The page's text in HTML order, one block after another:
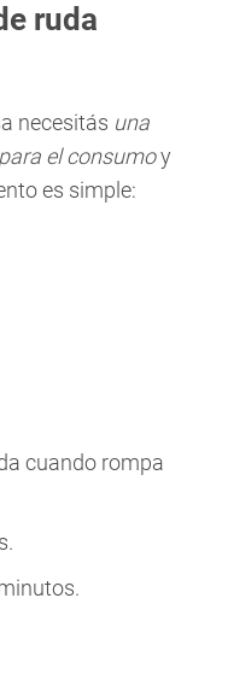
ruda
necesitás una
el consumoy
es simple:
cuando rompa